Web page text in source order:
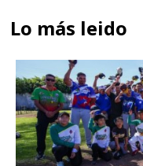
Lo más leido